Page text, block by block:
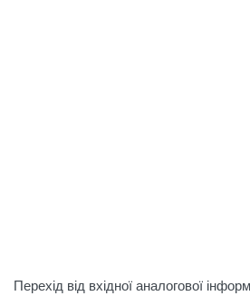
Перехід від вхідної аналогової